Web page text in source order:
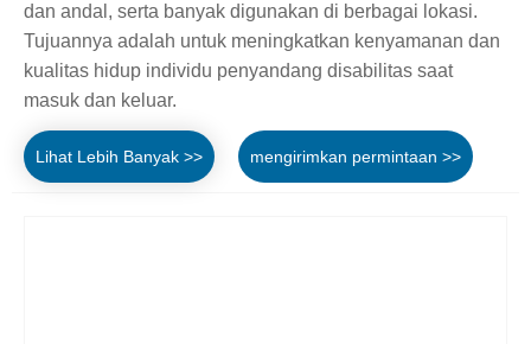
dan andal, serta banyak digunakan di berbagai lokasi.
Tujuannya adalah untuk meningkatkan kenyamanan dan
kualitas hidup individu penyandang disabilitas saat
masuk dan keluar.
Lihat Lebih Banyak >> mengirimkan permintaan >>